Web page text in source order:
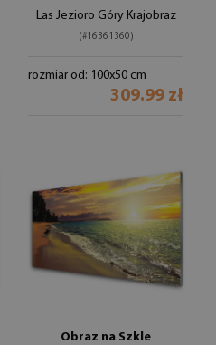
Las Jezioro Góry Krajobraz
(#16361360)
rozmiar od: 100x50 cm
309.99 zł
Obraz na Szkle